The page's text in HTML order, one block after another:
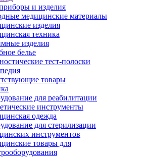
и изделия
медицинские материалы
изделия
техника
изделия
белье
тест-полоски
товары
для реабилитации
инструменты
одежда
для стерилизации
инструментов
товары для